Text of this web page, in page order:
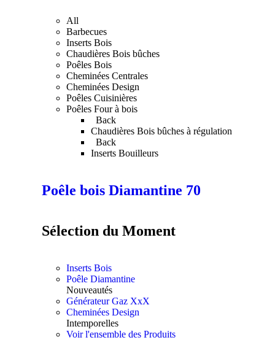
All
Barbecues
Inserts Bois
Chaudières Bois bûches
Poêles Bois
Cheminées Centrales
Cheminées Design
Poêles Cuisinières
Poêles Four à bois
Back
Chaudières Bois bûches à régulation
Back
Inserts Bouilleurs
Poêle bois Diamantine 70
Sélection du Moment
Inserts Bois
Poêle Diamantine
Nouveautés
Générateur Gaz XxX
Cheminées Design
Intemporelles
Voir l'ensemble des Produits
améliorer la
fonctionnalité
et la structure
du site Web,
en fonction
de la façon
dont le site
fonctionne
de votre
visite. Si vous
fonctionnalités
du site Web.